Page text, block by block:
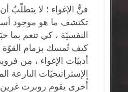
فنُّ الإغواء ؛ لا يتطلّبُ
تكتشف ما هو موجود
النفسيّة ، كي تنعم بما
كيف تُمسك بزمام القوّة
أدبيّات الإغواء ، مِن
الإستراتيجيّات
أُخرى يقوم روبرت غرين